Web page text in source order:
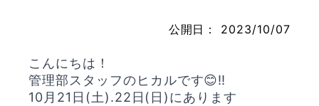
公開日： 2023/10/07
こんにちは！
管理部スタッフのヒカルです😊‼️
10月21日(土).22日(日)にあります